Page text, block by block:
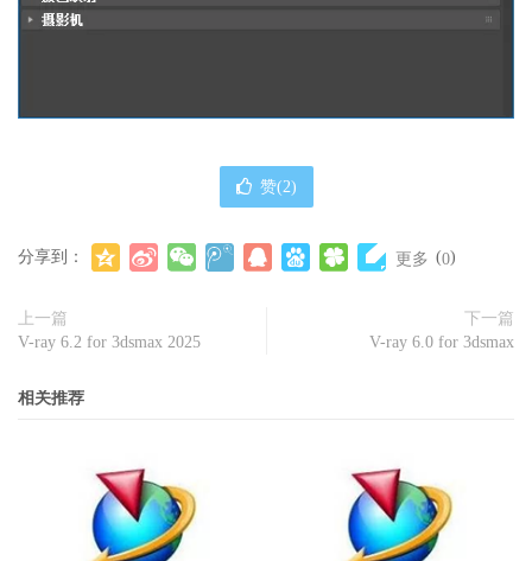
赞(2)
分享到： 更多 (0)
上一篇
V-ray 6.2 for 3dsmax 2025
下一篇
V-ray 6.0 for 3dsmax
相关推荐